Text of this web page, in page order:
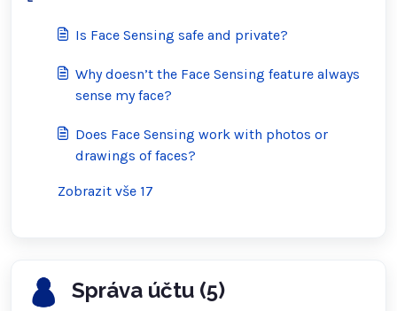
Is Face Sensing safe and private?
Why doesn’t the Face Sensing feature always
sense my face?
Does Face Sensing work with photos or
drawings of faces?
Zobrazit vše 17
Správa účtu (5)